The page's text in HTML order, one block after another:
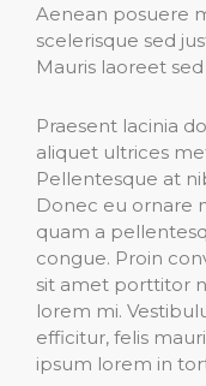
Aenean posuere
scelerisque sed
Mauris laoreet
Praesent lacinia
aliquet ultrices
Pellentesque at
Donec eu ornare
quam a
congue. Proin
sit amet porttitor
lorem mi.
efficitur, felis
ipsum lorem in